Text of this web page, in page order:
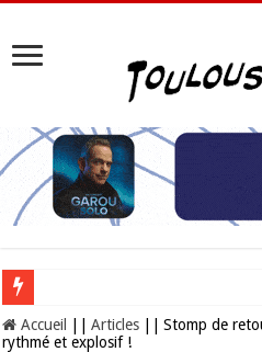
Les Nocturnes de la Cité de l’espace
Accueil Articles
Stomp de
rythmé et explosif !